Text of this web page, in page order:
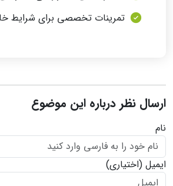
تمرینات تخصصی برای شرایط
ارسال نظر درباره این موضوع
نام
ایمیل (اختیاری)